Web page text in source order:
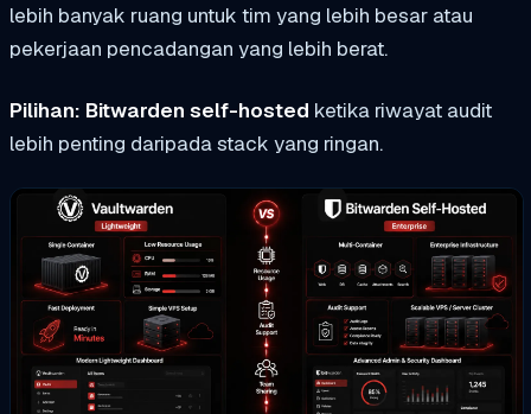
lebih banyak ruang untuk tim yang lebih besar atau
pekerjaan pencadangan yang lebih berat.
Pilihan: Bitwarden self-hosted ketika riwayat audit
lebih penting daripada stack yang ringan.